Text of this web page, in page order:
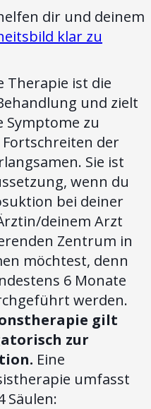
dir und deinem
klar zu
Therapie ist die
und zielt
Symptome zu
der
Sie ist
wenn du
bei deiner
deinem Arzt
Zentrum in
möchtest, denn
6 Monate
werden.
gilt
zur
Eine
umfasst
Säulen: